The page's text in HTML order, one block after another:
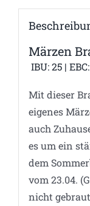
Märzen
IBU: 25 |
Mit dieser
eigenes
auch
es um ein
dem
vom 23.04.
nicht